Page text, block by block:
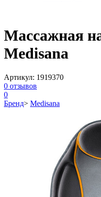
Массажная
Medisana
Артикул: 1919370
0 отзывов
0
Бренд> Medisana